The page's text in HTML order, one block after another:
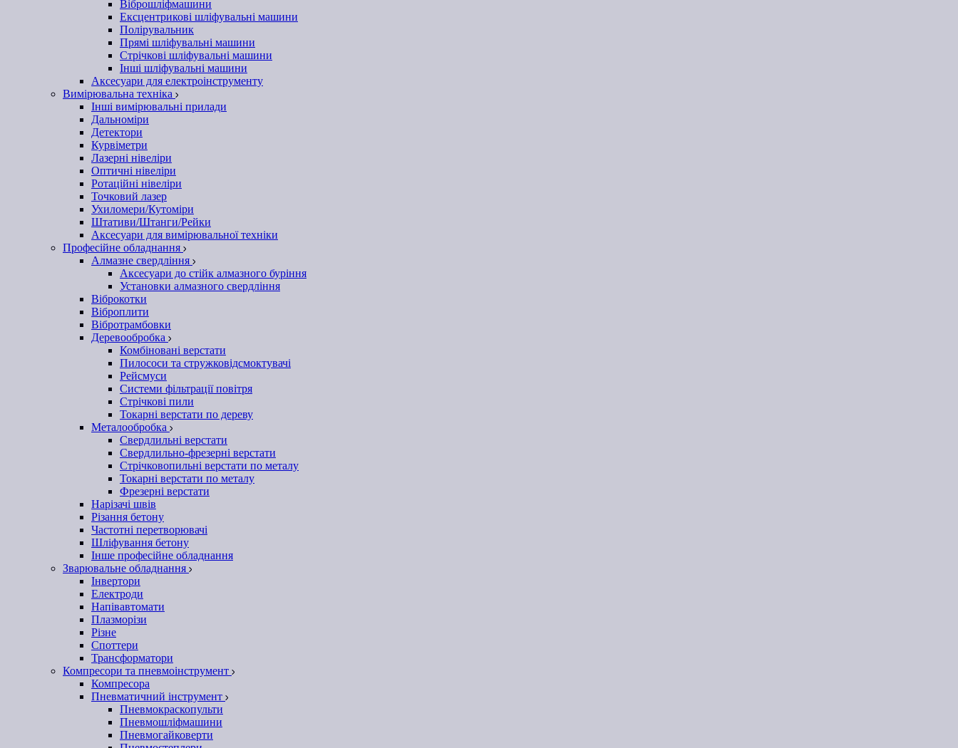
Віброшліфмашини
Ексцентрикові шліфувальні машини
Полірувальник
Прямі шліфувальні машини
Стрічкові шліфувальні машини
Інші шліфувальні машини
Аксесуари для електроінструменту
Вимірювальна техніка
Інші вимірювальні прилади
Дальноміри
Детектори
Курвіметри
Лазерні нівеліри
Оптичні нівеліри
Ротаційні нівеліри
Точковий лазер
Ухиломери/Кутоміри
Штативи/Штанги/Рейки
Аксесуари для вимірювальної техніки
Професійне обладнання
Алмазне свердління
Аксесуари до стійк алмазного буріння
Установки алмазного свердління
Віброкотки
Віброплити
Вібротрамбовки
Деревообробка
Комбіновані верстати
Пилососи та стружковідсмоктувачі
Рейсмуси
Системи фільтрації повітря
Стрічкові пили
Токарні верстати по дереву
Металообробка
Свердлильні верстати
Свердлильно-фрезерні верстати
Стрічковопильні верстати по металу
Токарні верстати по металу
Фрезерні верстати
Нарізачі швів
Різання бетону
Частотні перетворювачі
Шліфування бетону
Інше професійне обладнання
Зварювальне обладнання
Інвертори
Електроди
Напівавтомати
Плазморізи
Різне
Споттери
Трансформатори
Компресори та пневмоінструмент
Компресора
Пневматичний інструмент
Пневмокраскопульти
Пневмошліфмашини
Пневмогайковерти